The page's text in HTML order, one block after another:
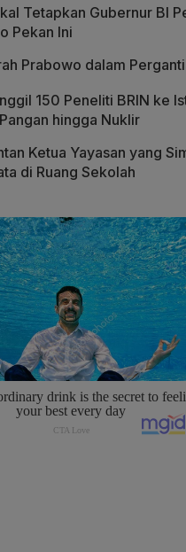
Tetapkan Gubernur BI
Pekan Ini
Prabowo dalam
150 Peneliti BRIN ke
hingga Nuklir
Ketua Yayasan yang
di Ruang Sekolah